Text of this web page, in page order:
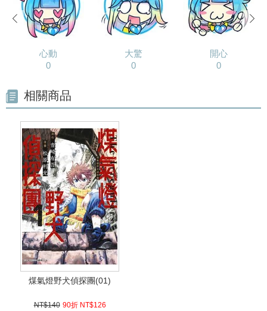
心動
0
大驚
0
開心
0
prev next
相關商品
煤氣燈野犬偵探團(01)
NT$140 90折 NT$126